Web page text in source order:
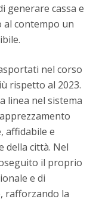
generare cassa e
al contempo un
nel corso
rispetto al 2023.
linea nel sistema
affidabile e
della città. Nel
il proprio
e di
rafforzando la